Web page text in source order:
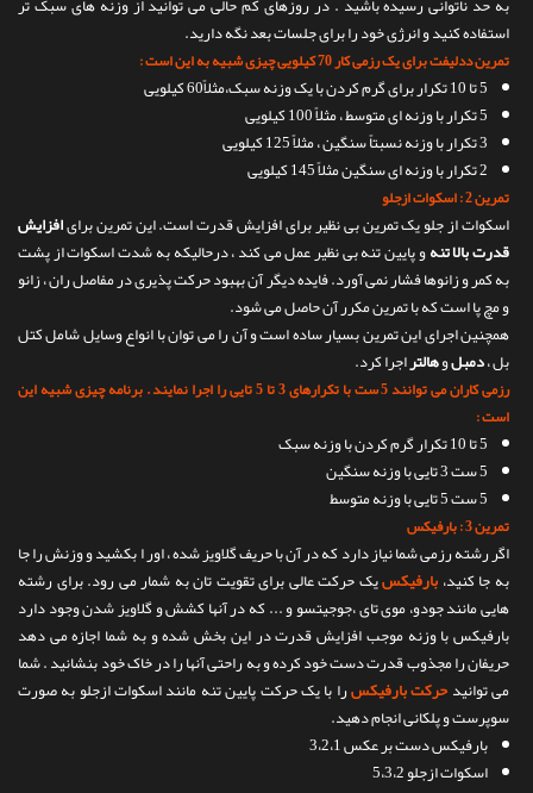
استفاده کنید و انرژی خود را برای جلسات بعد نگه دارید.
تمرین ددلیفت برای یک رزمی کار 70 کیلویی چیزی شبیه به این است :
5 تا 10 تکرار برای گرم کردن با یک وزنه سبک،مثلاً60 کیلویی
5 تکرار با وزنه ای متوسط ، مثلاً 100 کیلویی
3 تکرار با وزنه نسبتاً سنگین ، مثلاً 125 کیلویی
2 تکرار با وزنه ای سنگین مثلاً 145 کیلویی
تمرین 2 : اسکوات ازجلو
اسکوات از جلو یک تمرین بی نظیر برای افزایش قدرت است. این تمرین برایافزایش
قدرت بالا تنهو پایین تنه بی نظیر عمل می کند ، درحالیکه به شدت اسکوات از پشت
به کمر و زانوها فشار نمی آورد. فایده دیگر آن بهبود حرکت پذیری در مفاصل ران ، زانو
و مچ پا است که با تمرین مکرر آن حاصل می شود.
همچنین اجرای این تمرین بسیار ساده است و آن را می توان با انواع وسایل شامل کتل
بل ،دمبلوهالتراجرا کرد.
رزمی کاران می توانند 5 ست با تکرارهای 3 تا 5 تایی را اجرا نمایند . برنامه چیزی شبیه این
است :
5 تا 10 تکرار گرم کردن با وزنه سبک
5 ست 3 تایی با وزنه سنگین
5 ست 5 تایی با وزنه متوسط
تمرین 3 : بارفیکس
اگر رشته رزمی شما نیاز دارد که در آن با حریف گلاویز شده ، اور ا بکشید و وزنش را جا
به جا کنید،بارفیکسیک حرکت عالی برای تقویت تان به شمار می رود. برای رشته
هایی مانند جودو، موی تای ،جوجیتسو و ... که در آنها کشش و گلاویز شدن وجود دارد
بارفیکس با وزنه موجب افزایش قدرت در این بخش شده و به شما اجازه می دهد
حریفان را مجذوب قدرت دست خود کرده و به راحتی آنها را در خاک خود بنشانید . شما
می توانیدحرکت بارفیکسرا با یک حرکت پایین تنه مانند اسکوات ازجلو به صورت
سوپرست و پلکانی انجام دهید.
بارفیکس دست بر عکس 3،2،1
اسکوات ازجلو 5،3،2